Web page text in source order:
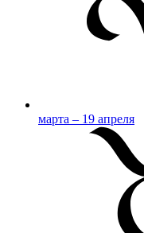
марта – 19 апреля